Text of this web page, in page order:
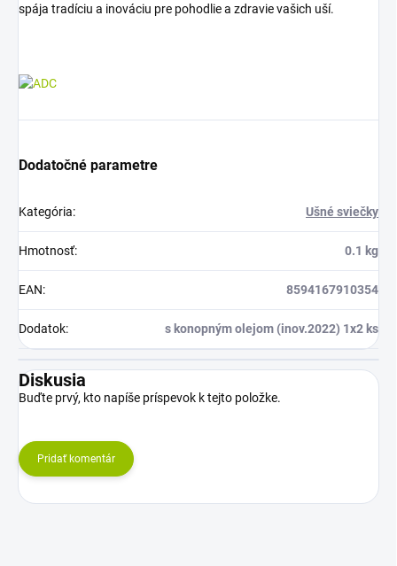
spája tradíciu a inováciu pre pohodlie a zdravie vašich uší.
Dodatočné parametre
Kategória: Ušné sviečky
Hmotnosť: 0.1 kg
EAN: 8594167910354
Dodatok: s konopným olejom (inov.2022) 1x2 ks
Diskusia
Buďte prvý, kto napíše príspevok k tejto položke.
Pridať komentár